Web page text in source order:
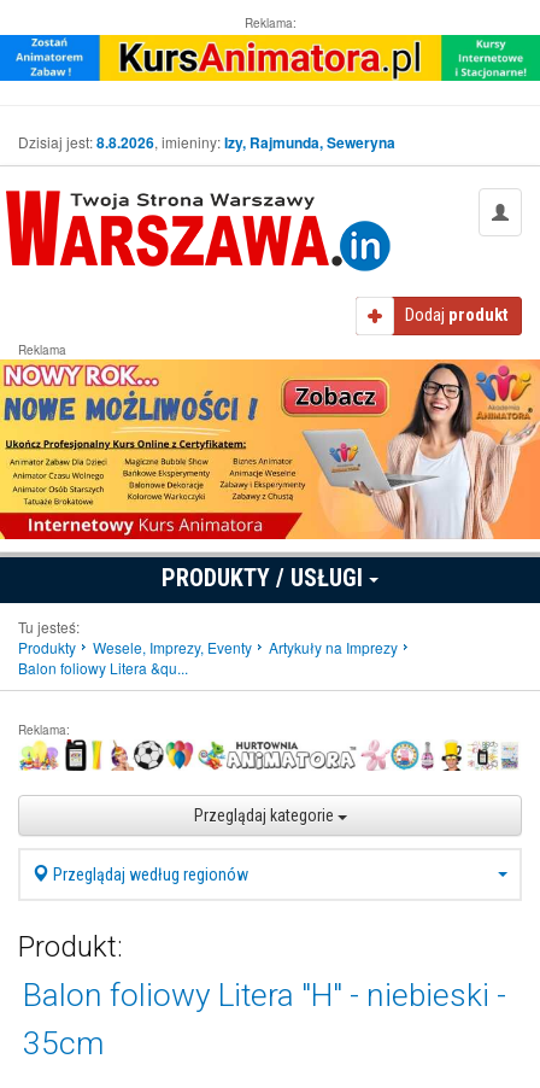
Reklama:
Dzisiaj jest:8.8.2026, imieniny:Izy, Rajmunda, Seweryna
Dodaj produkt
Reklama
PRODUKTY / USŁUGI
Tu jesteś:
Produkty
Wesele, Imprezy, Eventy
Artykuły na Imprezy
Balon foliowy Litera &qu...
Reklama:
Przeglądaj kategorie
Przeglądaj według regionów
Produkt:
Balon foliowy Litera "H" - niebieski -
35cm